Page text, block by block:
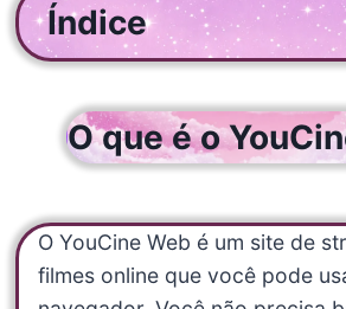
Índice
O que é o
O YouCine Web é um site de
filmes online que você pode